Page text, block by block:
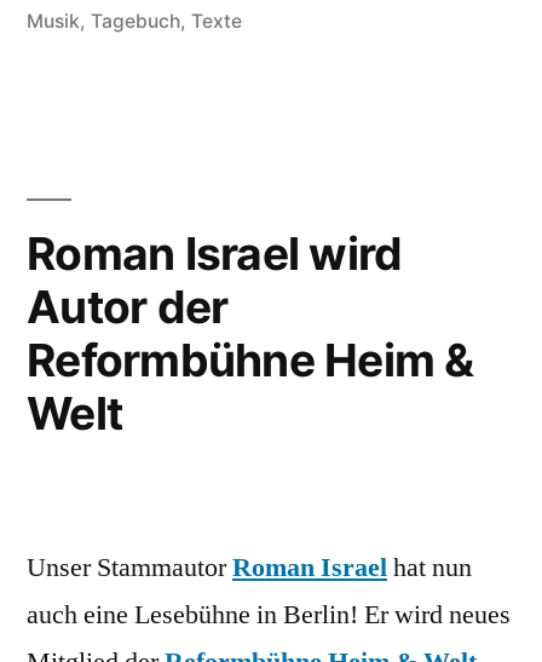
Musik, Tagebuch, Texte
Roman Israel wird
Autor der
Reformbühne Heim &
Welt
Unser StammautorRoman Israelhat nun
auch eine Lesebühne in Berlin! Er wird neues